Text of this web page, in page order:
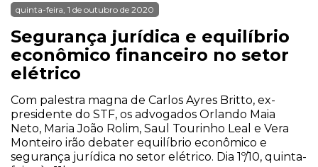
quinta-feira, 1 de outubro de 2020
Segurança jurídica e equilíbrio
econômico financeiro no setor
elétrico
Com palestra magna de Carlos Ayres Britto, ex-
presidente do STF, os advogados Orlando Maia
Neto, Maria João Rolim, Saul Tourinho Leal e Vera
Monteiro irão debater equilíbrio econômico e
segurança jurídica no setor elétrico. Dia 1º/10, quinta-